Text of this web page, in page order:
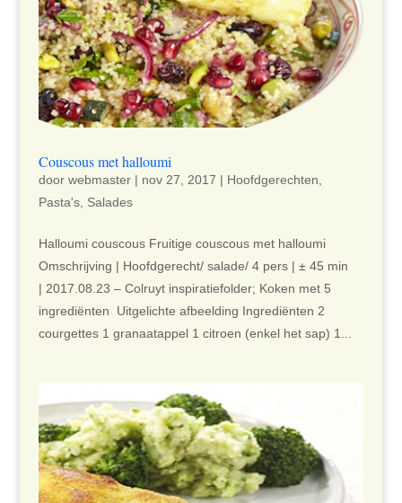
Couscous met halloumi
door webmaster| nov 27, 2017 | Hoofdgerechten
Pasta's, Salades
Halloumi couscous Fruitige couscous met halloumi
Omschrijving | Hoofdgerecht/ salade/ 4 pers | ± 45 min
| 2017.08.23 – Colruyt inspiratiefolder; Koken met 5
ingrediënten Uitgelichte afbeelding Ingrediënten 2
courgettes 1 granaatappel 1 citroen (enkel het sap) 1...